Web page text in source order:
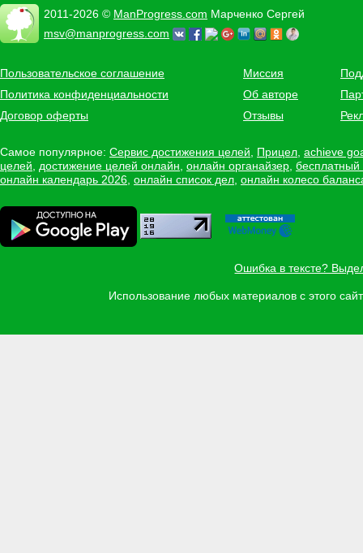
2011-2026 © ManProgress.com Марченко Сергей
msv@manprogress.com
Пользовательское соглашение
Политика конфиденциальности
Договор оферты
Миссия
Об авторе
Отзывы
Самое популярное: Сервис достижения целей Прицел achieve
целей
достижение целей онлайн онлайн органайзер
онлайн календарь 2026 онлайн список дел онлайн колесо
Ошибка в тексте?
Использование любых материалов с этого
Задать вопрос